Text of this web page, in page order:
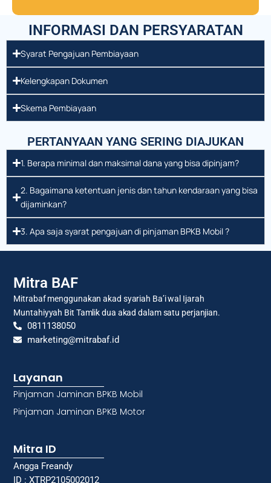
INFORMASI DAN PERSYARATAN
Syarat Pengajuan Pembiayaan
Kelengkapan Dokumen
Skema Pembiayaan
PERTANYAAN YANG SERING DIAJUKAN
1. Berapa minimal dan maksimal dana yang bisa dipinjam?
2. Bagaimana ketentuan jenis dan tahun kendaraan yang bisa
dijaminkan?
3. Apa saja syarat pengajuan di pinjaman BPKB Mobil ?
Mitra BAF
Mitrabaf menggunakan akad syariah Ba’i wal Ijarah
Muntahiyyah Bit Tamlik dua akad dalam satu perjanjian.
0811138050
marketing@mitrabaf.id
Layanan
Pinjaman Jaminan BPKB Mobil
Pinjaman Jaminan BPKB Motor
Mitra ID
Angga Freandy
ID : XTRP2105002012